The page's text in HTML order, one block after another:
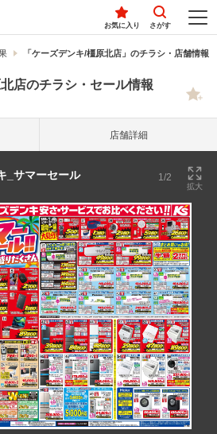
お気に入り さがす
「ケーズデンキ/橿原北店」のチラシ・店舗情報
店のチラシ・セール情報
店舗詳細
_サマーセール 1/2
拡大